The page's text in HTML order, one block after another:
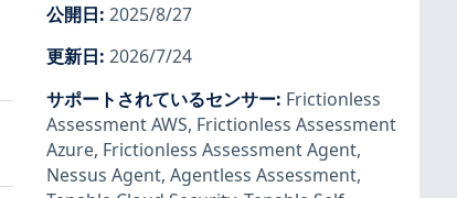
公開日: 2025/8/27
更新日: 2026/7/24
サポートされているセンサー: Frictionless
Assessment AWS, Frictionless Assessment
Azure, Frictionless Assessment Agent,
Nessus Agent, Agentless Assessment,